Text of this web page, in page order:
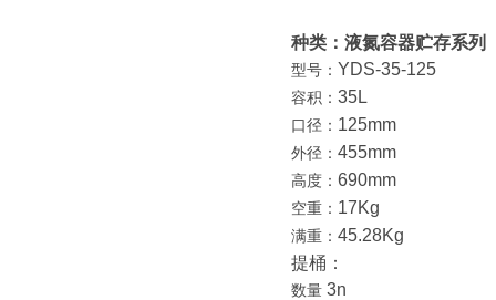
种类：液氮容器贮存系列
型号： YDS-35-125
容积： 35L
口径： 125mm
外径： 455mm
高度： 690mm
空重： 17Kg
满重： 45.28Kg
提桶：
数量 3n